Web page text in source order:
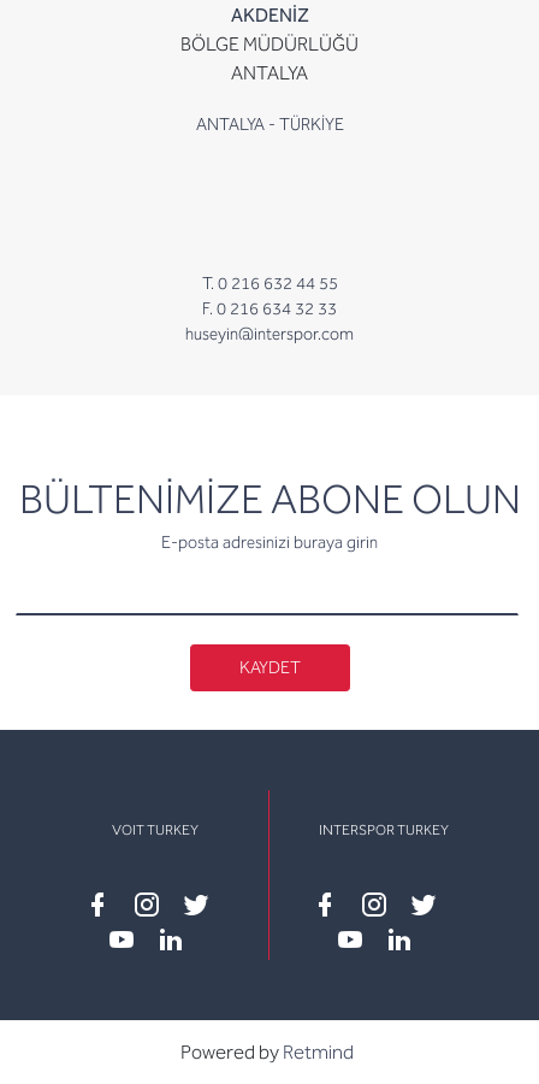
AKDENİZ
BÖLGE MÜDÜRLÜĞÜ
ANTALYA
ANTALYA - TÜRKİYE
T. 0 216 632 44 55
F. 0 216 634 32 33
huseyin@interspor.com
BÜLTENİMİZE ABONE OLUN
E-posta adresinizi buraya girin
newsletter
KAYDET
VOIT TURKEY
Facebook
instagram
twitter
INTERSPOR TURKEY
Facebook
instagram
twitter
Powered by Retmind